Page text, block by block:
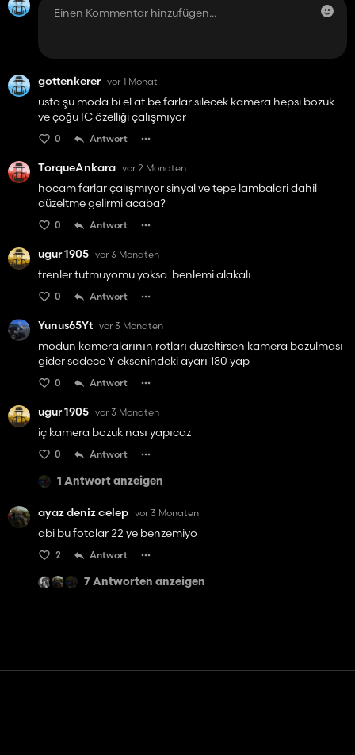
gottenkerer vor 1 Monat
usta şu moda bi el at be farlar silecek kamera hepsi bozuk
ve çoğu IC özelliği çalışmıyor
0 Antwort
TorqueAnkara vor 2 Monaten
hocam farlar çalışmıyor sinyal ve tepe lambalari dahil
düzeltme gelirmi acaba?
0 Antwort
ugur 1905 vor 3 Monaten
frenler tutmuyomu yoksa benlemi alakalı
0 Antwort
Yunus65Yt vor 3 Monaten
modun kameralarının rotları duzeltirsen kamera bozulması
gider sadece Y eksenindeki ayarı 180 yap
0 Antwort
ugur 1905 vor 3 Monaten
iç kamera bozuk nası yapıcaz
0 Antwort
1 Antwort anzeigen
ayaz deniz celep vor 3 Monaten
abi bu fotolar 22 ye benzemiyo
2 Antwort
7 Antworten anzeigen